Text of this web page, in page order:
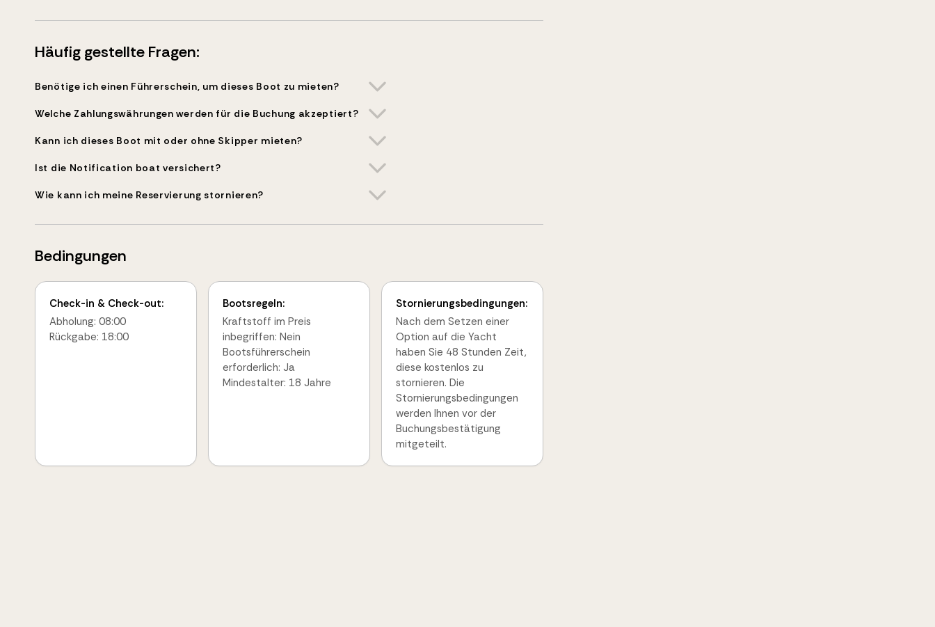
Häufig gestellte Fragen:
Benötige ich einen Führerschein, um dieses Boot zu mieten?
Welche Zahlungswährungen werden für die Buchung akzeptiert?
Kann ich dieses Boot mit oder ohne Skipper mieten?
Ist die Notification boat versichert?
Wie kann ich meine Reservierung stornieren?
Bedingungen
Check-in & Check-out:
Abholung: 08:00
Rückgabe: 18:00
Bootsregeln:
Kraftstoff im Preis
inbegriffen: Nein
Bootsführerschein
erforderlich: Ja
Mindestalter: 18 Jahre
Stornierungsbedingungen:
Nach dem Setzen einer
Option auf die Yacht
haben Sie 48 Stunden Zeit,
diese kostenlos zu
stornieren. Die
Stornierungsbedingungen
werden Ihnen vor der
Buchungsbestätigung
mitgeteilt.